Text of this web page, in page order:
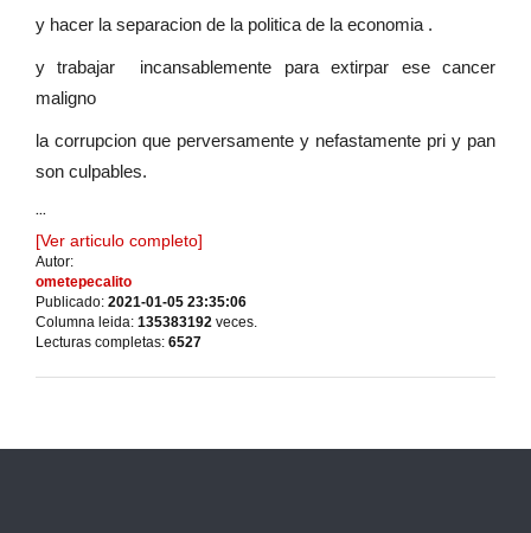
y hacer la separacion de la politica de la economia .
y trabajar incansablemente para extirpar ese cancer
maligno
la corrupcion que perversamente y nefastamente pri y pan
son culpables.
...
[Ver articulo completo]
Autor:
ometepecalito
Publicado: 2021-01-05 23:35:06
Columna leida: 135383192 veces.
Lecturas completas: 6527